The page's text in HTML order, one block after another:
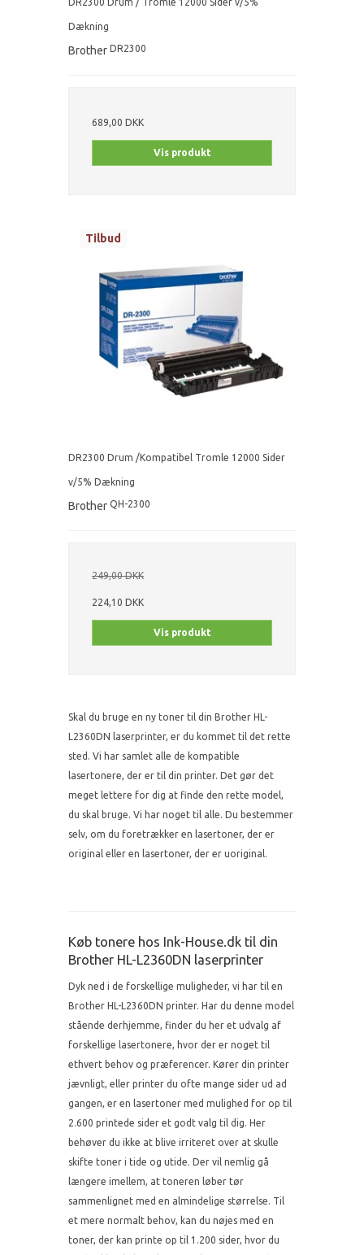
Dækning
Brother DR2300
689,00 DKK
Vis produkt
Tilbud
DR2300 Drum /Kompatibel Tromle 12000 Sider
v/5% Dækning
Brother QH-2300
249,00 DKK
224,10 DKK
Vis produkt
Skal du bruge en ny toner til din Brother HL-
L2360DN laserprinter, er du kommet til det rette
sted. Vi har samlet alle de kompatible
lasertonere, der er til din printer. Det gør det
meget lettere for dig at finde den rette model,
du skal bruge. Vi har noget til alle. Du bestemmer
selv, om du foretrækker en lasertoner, der er
original eller en lasertoner, der er uoriginal.
Køb tonere hos Ink-House.dk til din
Brother HL-L2360DN laserprinter
Dyk ned i de forskellige muligheder, vi har til en
Brother HL-L2360DN printer. Har du denne model
stående derhjemme, finder du her et udvalg af
forskellige lasertonere, hvor der er noget til
ethvert behov og præferencer. Kører din printer
jævnligt, eller printer du ofte mange sider ud ad
gangen, er en lasertoner med mulighed for op til
2.600 printede sider et godt valg til dig. Her
behøver du ikke at blive irriteret over at skulle
skifte toner i tide og utide. Der vil nemlig gå
længere imellem, at toneren løber tør
sammenlignet med en almindelige størrelse. Til
et mere normalt behov, kan du nøjes med en
toner, der kan printe op til 1.200 sider, hvor du